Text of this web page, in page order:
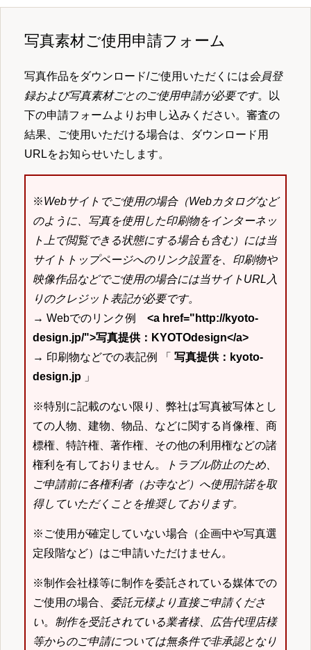
写真素材ご使用申請フォーム
写真作品をダウンロード/ご使用いただくには会員登
録および写真素材ごとのご使用申請が必要です。以
下の申請フォームよりお申し込みください。審査の
結果、ご使用いただける場合は、ダウンロード用
URLをお知らせいたします。
※Webサイトでご使用の場合（Webカタログなど
のように、写真を使用した印刷物をインターネッ
ト上で閲覧できる状態にする場合も含む）には当
サイトトップページへのリンク設置を、印刷物や
映像作品などでご使用の場合には当サイトURL入
りのクレジット表記が必要です。
→ Webでのリンク例 <a href="http://kyoto-
design.jp/">写真提供：KYOTOdesign</a>
→ 印刷物などでの表記例 「 写真提供：kyoto-
design.jp 」
※特別に記載のない限り、弊社は写真被写体とし
ての人物、建物、物品、などに関する肖像権、商
標権、特許権、著作権、その他の利用権などの諸
権利を有しておりません。
トラブル防止のため、
ご申請前に各権利者（お寺など）へ使用許諾を取
得していただくことを推奨しております。
※ご使用が確定していない場合（企画中や写真選
定段階など）はご申請いただけません。
※制作会社様等に制作を委託されている媒体での
ご使用の場合、 委託元様より直接ご申請くださ
い。 制作を受託されている業者様、広告代理店様
等からのご申請については無条件で非承認となり